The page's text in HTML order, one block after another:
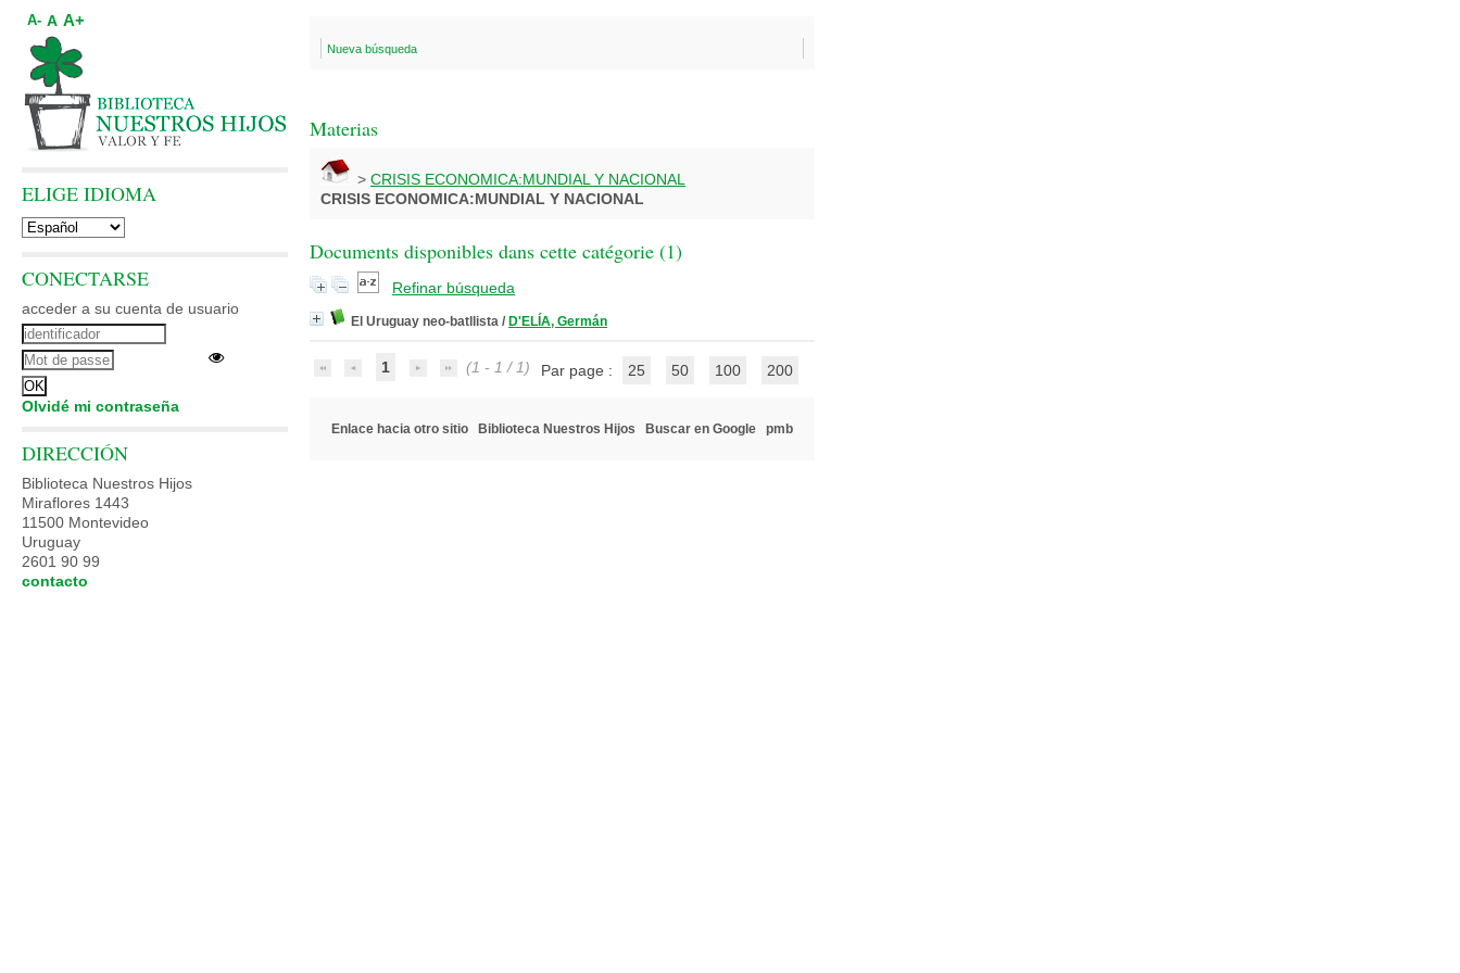
Nueva búsqueda
Materias
> CRISIS ECONOMICA:MUNDIAL Y NACIONAL
CRISIS ECONOMICA:MUNDIAL Y NACIONAL
Documents disponibles dans cette catégorie (1)
Refinar búsqueda
El Uruguay neo-batllista / D'ELÍA, Germán
1 (1 - 1 / 1) Par page : 25 50 100 200
Enlace hacia otro sitio Biblioteca Nuestros Hijos Buscar en Google pmb
A- A A+
ELIGE IDIOMA
CONECTARSE
acceder a su cuenta de usuario
Olvidé mi contraseña
DIRECCIÓN
Biblioteca Nuestros Hijos
Miraflores 1443
11500 Montevideo
Uruguay
2601 90 99
contacto